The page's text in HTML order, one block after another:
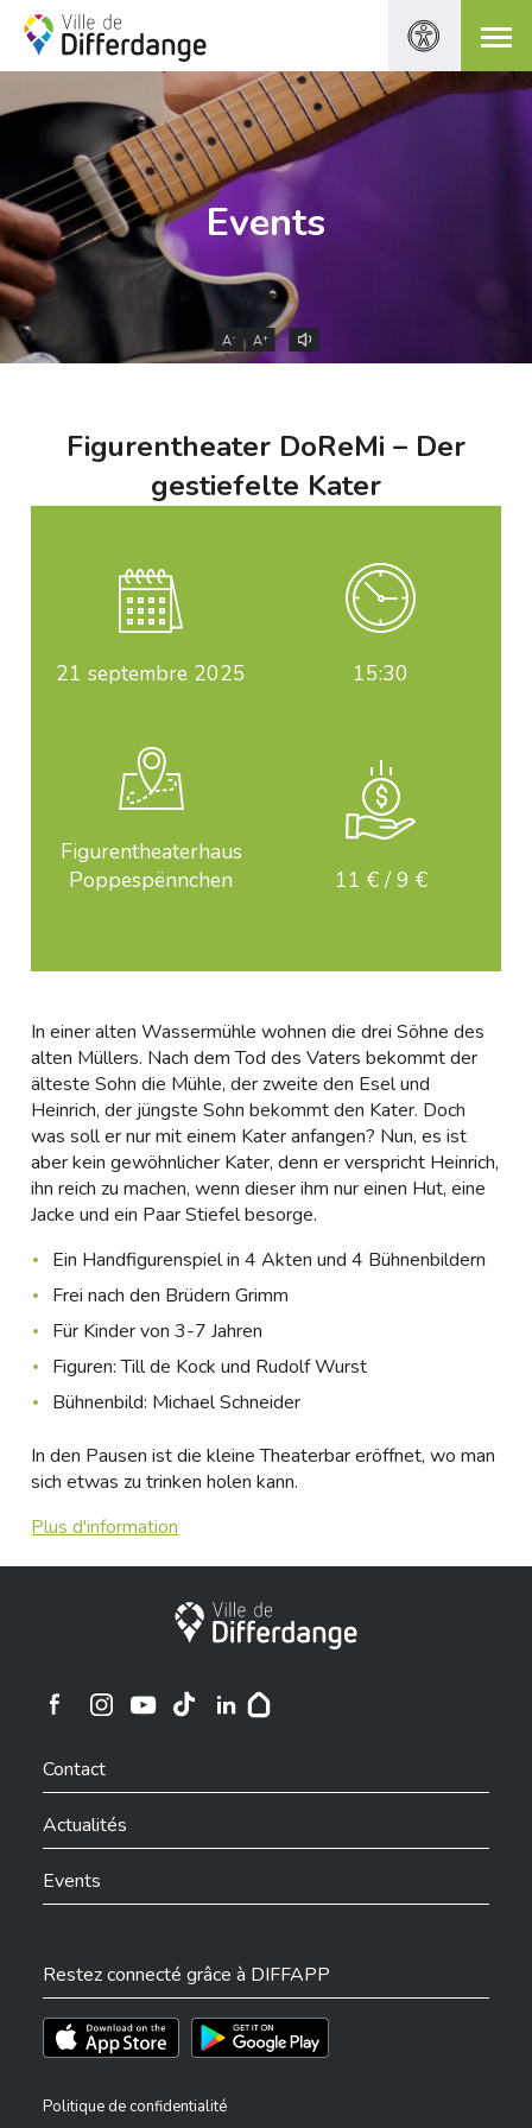
Events
A- A+
Figurentheater DoReMi – Der
gestiefelte Kater
21 septembre 2025 15:30
Figurentheaterhaus
Poppespënnchen
11 € / 9 €
In einer alten Wassermühle wohnen die drei Söhne des
alten Müllers. Nach dem Tod des Vaters bekommt der
älteste Sohn die Mühle, der zweite den Esel und
Heinrich, der jüngste Sohn bekommt den Kater. Doch
was soll er nur mit einem Kater anfangen? Nun, es ist
aber kein gewöhnlicher Kater, denn er verspricht Heinrich,
ihn reich zu machen, wenn dieser ihm nur einen Hut, eine
Jacke und ein Paar Stiefel besorge.
Ein Handfigurenspiel in 4 Akten und 4 Bühnenbildern
Frei nach den Brüdern Grimm
Für Kinder von 3-7 Jahren
Figuren: Till de Kock und Rudolf Wurst
Bühnenbild: Michael Schneider
In den Pausen ist die kleine Theaterbar eröffnet, wo man
sich etwas zu trinken holen kann.
Plus d'information
Ville de Differdange
Ville de Differdange sur Instagram
Contact
Actualités
Events
Restez connecté grâce à DIFFAPP
Téléchargez l'app sur l'App StoreTéléchargez l'app sur Play Store
Politique de confidentialité